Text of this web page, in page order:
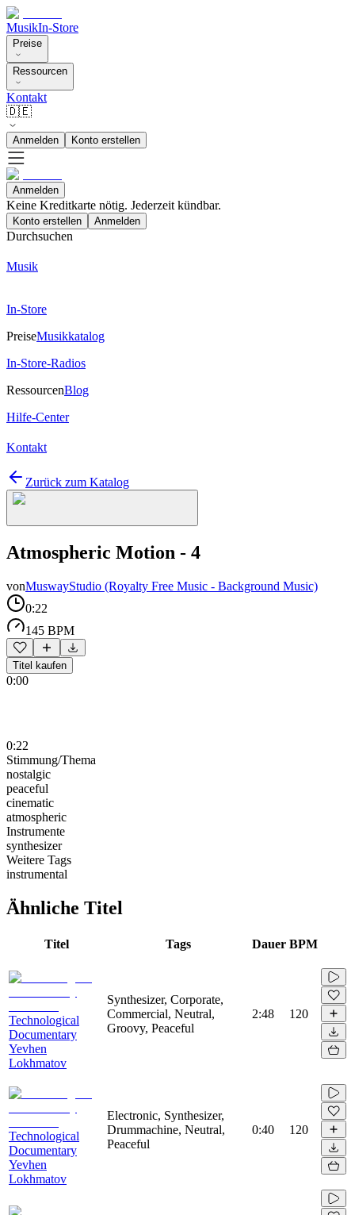
MusikIn-Store
Preise
Ressourcen
Kontakt
🇩🇪
Anmelden Konto erstellen
Anmelden
Keine Kreditkarte nötig. Jederzeit kündbar.
Konto erstellen Anmelden
Durchsuchen
Musik
In-Store
PreiseMusikkatalog
In-Store-Radios
RessourcenBlog
Hilfe-Center
Kontakt
Zurück zum Katalog
Atmospheric Motion - 4
vonMuswayStudio (Royalty Free Music - Background Music)
0:22
145 BPM
Titel kaufen
0:00
0:22
Stimmung/Thema
nostalgic
peaceful
cinematic
atmospheric
Instrumente
synthesizer
Weitere Tags
instrumental
Ähnliche Titel
Titel Tags Dauer BPM
Technological
Documentary
Yevhen
Lokhmatov
Synthesizer, Corporate,
Commercial, Neutral,
Groovy, Peaceful
2:48 120
Technological
Documentary
Yevhen
Lokhmatov
Electronic, Synthesizer,
Drummachine, Neutral,
Peaceful
0:40 120